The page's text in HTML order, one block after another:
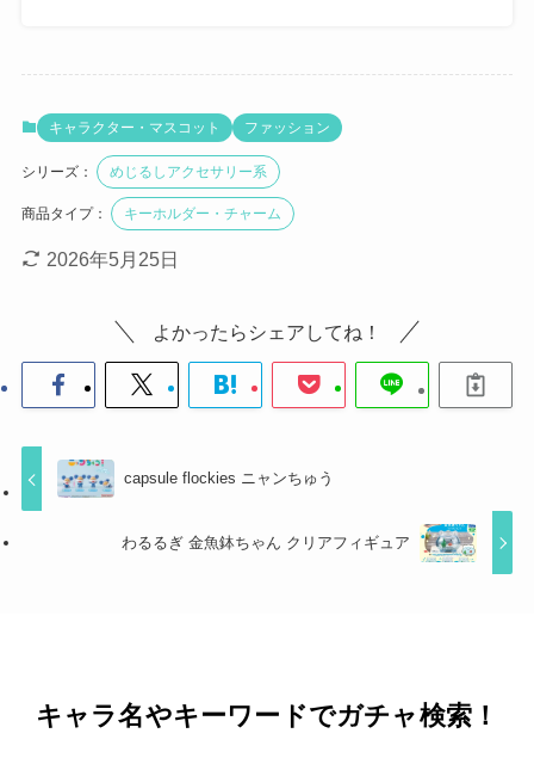
キャラクター・マスコット ファッション
シリーズ： めじるしアクセサリー系
商品タイプ： キーホルダー・チャーム
2026年5月25日
よかったらシェアしてね！
capsule flockies ニャンちゅう
わるるぎ 金魚鉢ちゃん クリアフィギュア
キャラ名やキーワードでガチャ検索！